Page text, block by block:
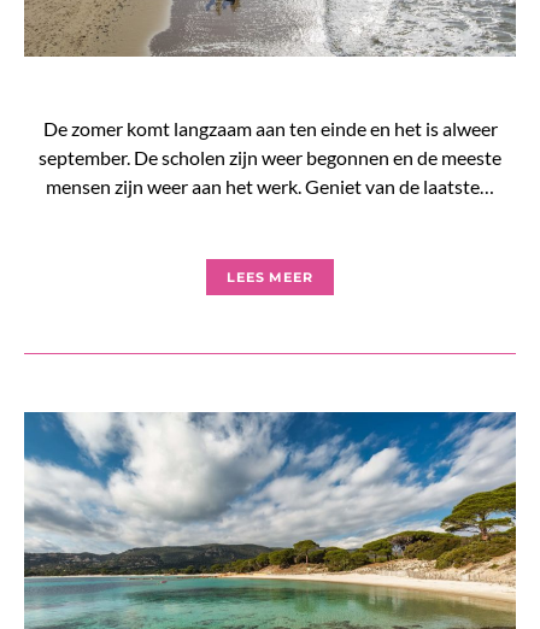
De zomer komt langzaam aan ten einde en het is alweer
september. De scholen zijn weer begonnen en de meeste
mensen zijn weer aan het werk. Geniet van de laatste…
LEES MEER